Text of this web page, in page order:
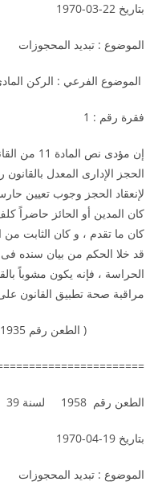
بتاريخ 22-03-1970
الموضوع : تبديد
الموضوع الفرعي : الركن
فقرة رقم : 1
لإنعقاد الحجز وجوب تعيين
كان المدين أو الحائز حاضراً
كان ما تقدم ، و كان الثابت من
قد خلا الحكم من بيان سنده فى
الحراسة ، فإنه يكون مشوباً
مراقبة صحة تطبيق القانون
( الطعن رقم 1935 لسنة 39 ق ، جلسة 1970/3/22 )
الطعن رقم 1958 لسنة 39 مكتب فنى 21 صفحة رقم 607
بتاريخ 19-04-1970
الموضوع : تبديد